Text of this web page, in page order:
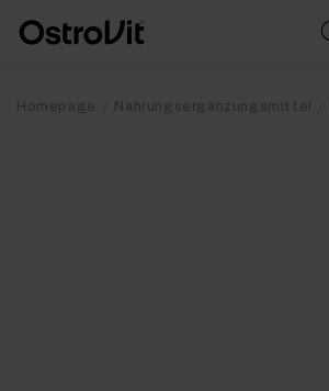
Homepage Nahrungsergänzungsmittel